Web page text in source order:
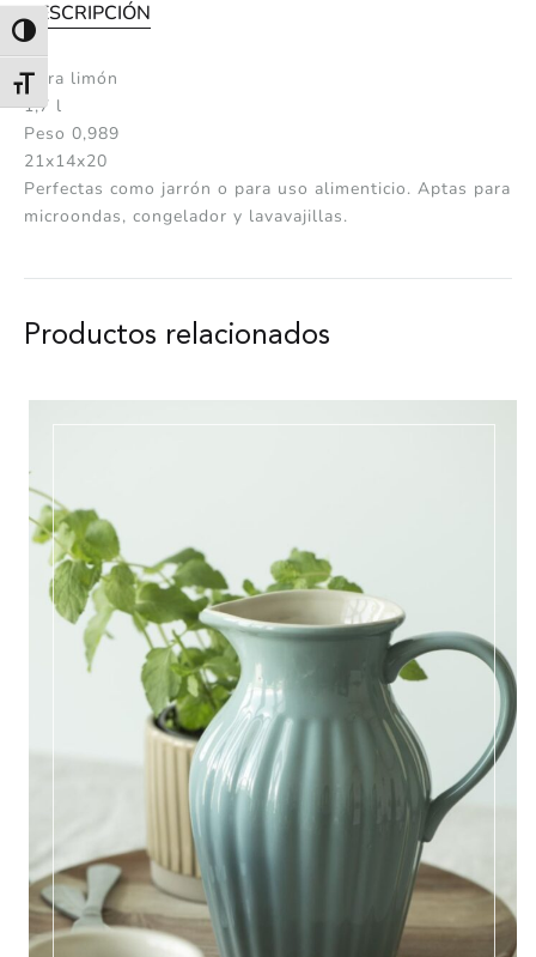
Alternar alto contraste
Alternar tamaño de letra
DESCRIPCIÓN
Jarra limón
1,7 l
Peso 0,989
21x14x20
Perfectas como jarrón o para uso alimenticio. Aptas para
microondas, congelador y lavavajillas.
Productos relacionados